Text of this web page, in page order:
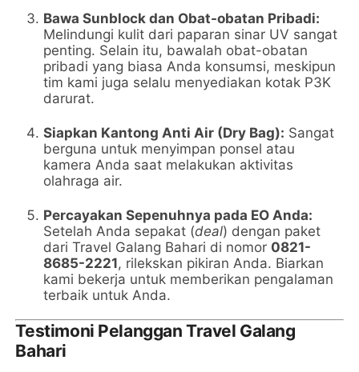
Bawa Sunblock dan Obat-obatan Pribadi:
Melindungi kulit dari paparan sinar UV sangat
penting. Selain itu, bawalah obat-obatan
pribadi yang biasa Anda konsumsi, meskipun
tim kami juga selalu menyediakan kotak P3K
darurat.
Siapkan Kantong Anti Air (Dry Bag): Sangat
berguna untuk menyimpan ponsel atau
kamera Anda saat melakukan aktivitas
olahraga air.
Percayakan Sepenuhnya pada EO Anda:
Setelah Anda sepakat (deal) dengan paket
dari Travel Galang Bahari di nomor 0821-
8685-2221, rilekskan pikiran Anda. Biarkan
kami bekerja untuk memberikan pengalaman
terbaik untuk Anda.
Testimoni Pelanggan Travel Galang
Bahari